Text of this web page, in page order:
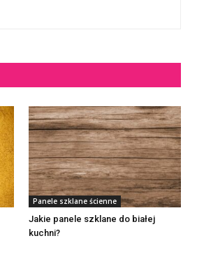
Panele szklane ścienne
Jakie panele szklane do białej
kuchni?